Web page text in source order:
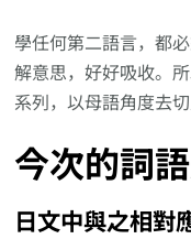
學任何第二語言，都
解意思，好好吸收。
系列，以母語角度去
今次的詞
日文中與之相對